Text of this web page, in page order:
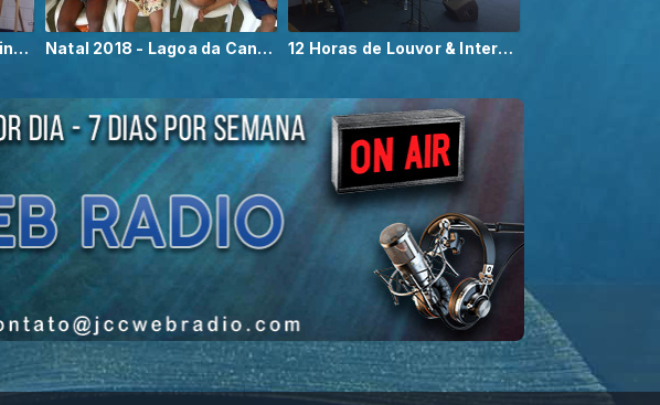
Unidade Três Irmãos - Cinema - Sessão Pipoca Natal 2018 - Lagoa da Canoa 12 Horas de Louvor & Intercessão 12/2019